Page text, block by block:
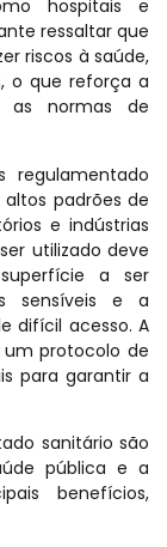
hospitais e
ressaltar que
riscos à saúde,
o que reforça a
as normas de
padrões de
e indústrias
utilizado deve
a ser
sensíveis e a
difícil acesso. A
protocolo de
para garantir a
sanitário são
pública e a
benefícios,